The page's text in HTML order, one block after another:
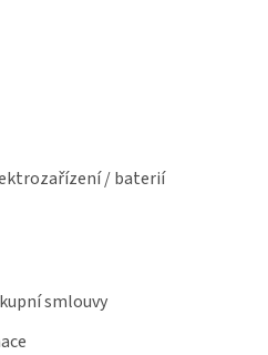
/ baterií
smlouvy